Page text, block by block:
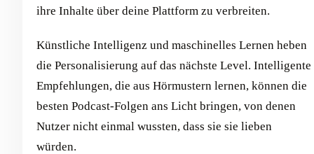
ihre Inhalte über deine Plattform zu verbreiten.
Künstliche Intelligenz und maschinelles Lernen heben
die Personalisierung auf das nächste Level. Intelligente
Empfehlungen, die aus Hörmustern lernen, können die
besten Podcast-Folgen ans Licht bringen, von denen
Nutzer nicht einmal wussten, dass sie sie lieben
würden.